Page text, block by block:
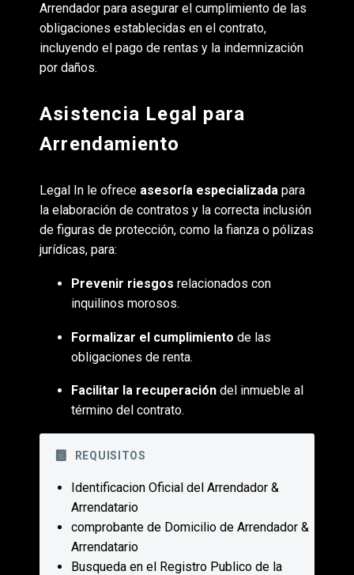
Arrendador para asegurar el cumplimiento de las
obligaciones establecidas en el contrato,
incluyendo el pago de rentas y la indemnización
por daños.
Asistencia Legal para
Arrendamiento
Legal In le ofrece asesoría especializada para
la elaboración de contratos y la correcta inclusión
de figuras de protección, como la fianza o pólizas
jurídicas, para:
Prevenir riesgos relacionados con
inquilinos morosos.
Formalizar el cumplimiento de las
obligaciones de renta.
Facilitar la recuperación del inmueble al
término del contrato.
REQUISITOS
Identificacion Oficial del Arrendador &
Arrendatario
comprobante de Domicilio de Arrendador &
Arrendatario
Busqueda en el Registro Publico de la